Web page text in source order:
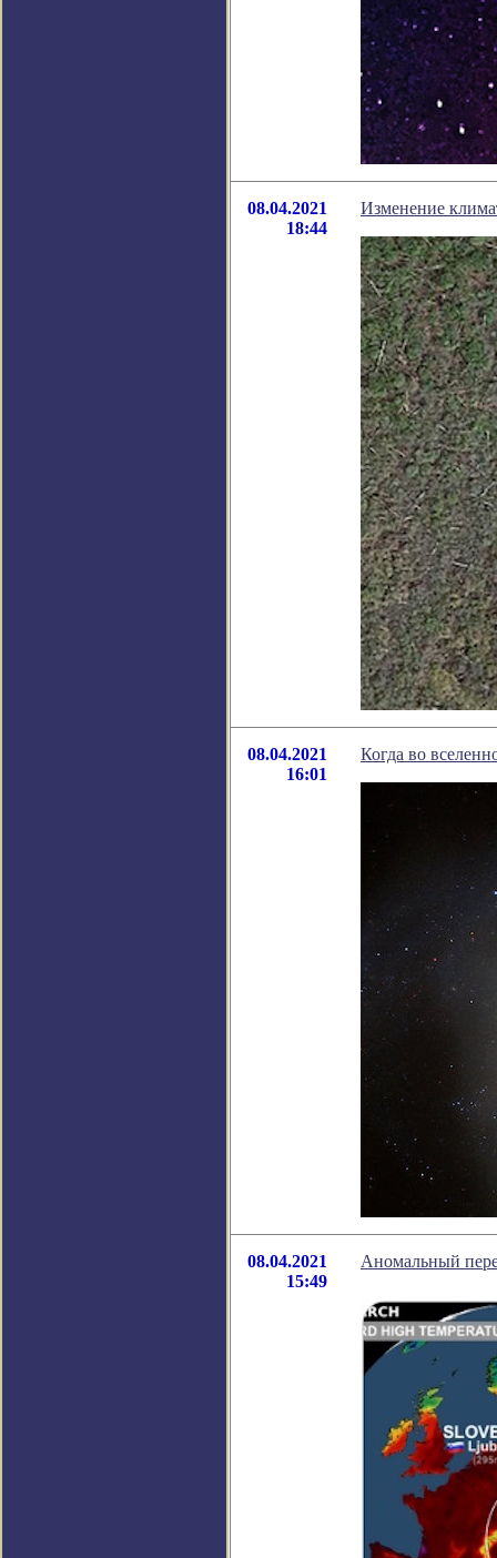
08.04.2021
18:44
Изменение
08.04.2021
16:01
Когда во
08.04.2021
15:49
Аномальный